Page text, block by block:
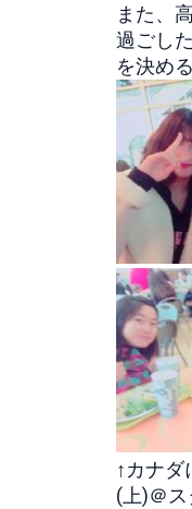
また、
過ごし
を決め
↑カナ
(上)＠